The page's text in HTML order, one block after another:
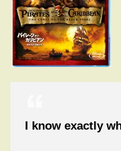
I know exactly